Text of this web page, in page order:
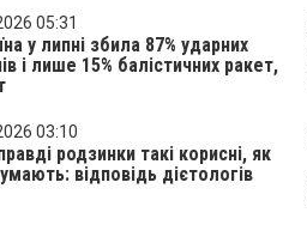
05:31
у липні збила 87% ударних
і лише 15% балістичних ракет,
03:10
родзинки такі корисні, як
відповідь дієтологів